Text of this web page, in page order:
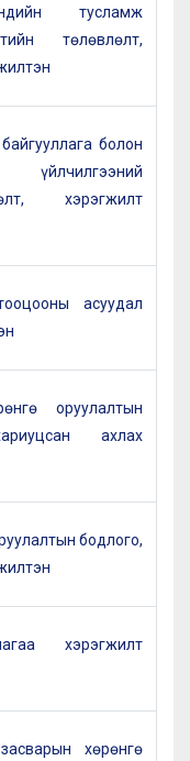
тусламж
төлөвлөлт,
болон
хэрэгжилт
асуудал
оруулалтын
ахлах
бодлого,
хэрэгжилт
хөрөнгө